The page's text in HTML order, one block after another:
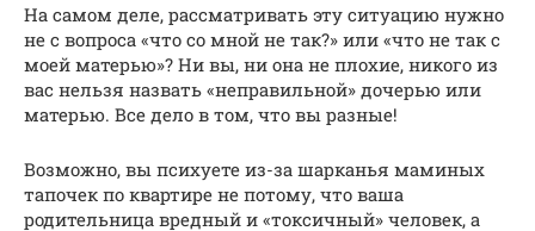
На самом деле, рассматривать эту ситуацию нужно
не с вопроса «что со мной не так?» или «что не так с
моей матерью»? Ни вы, ни она не плохие, никого из
вас нельзя назвать «неправильной» дочерью или
матерью. Все дело в том, что вы разные!
Возможно, вы психуете из-за шарканья маминых
тапочек по квартире не потому, что ваша
родительница вредный и «токсичный» человек, а